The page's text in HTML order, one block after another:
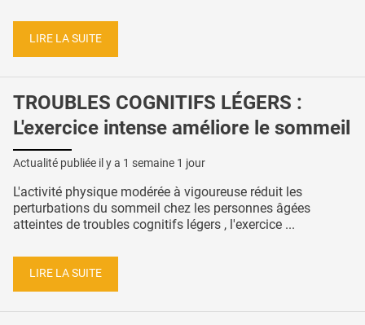
LIRE LA SUITE
TROUBLES COGNITIFS LÉGERS :
L'exercice intense améliore le sommeil
Actualité publiée il y a 1 semaine 1 jour
L'activité physique modérée à vigoureuse réduit les
perturbations du sommeil chez les personnes âgées
atteintes de troubles cognitifs légers , l'exercice ...
LIRE LA SUITE